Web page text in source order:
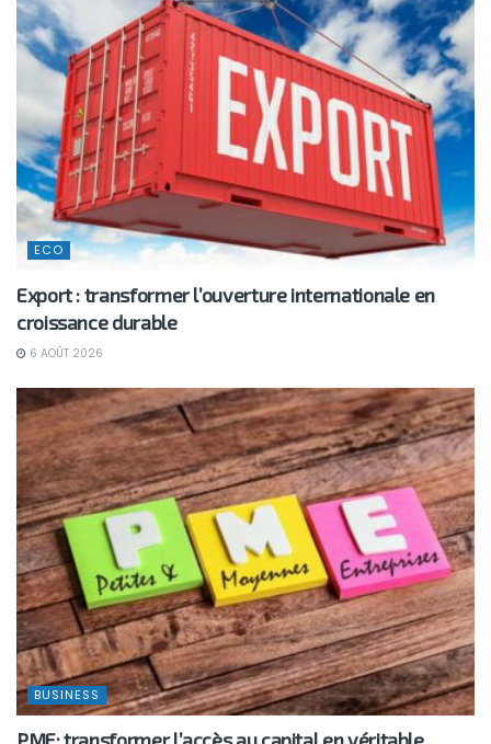
ECO
Export : transformer l’ouverture internationale en
croissance durable
6 AOÛT 2026
BUSINESS